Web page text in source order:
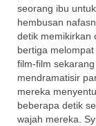
seorang ibu
hembusan
detik memikirkan
bertiga
film-film
mendramatisir
mereka
beberapa detik
wajah mereka.